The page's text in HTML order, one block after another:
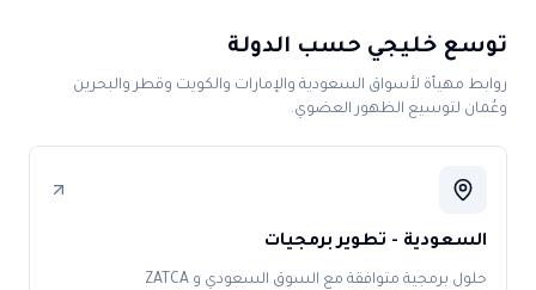
توسع خليجي حسب الدولة
روابط مهيأة لأسواق السعودية والإمارات والكويت وقطر والبحرين
وعُمان لتوسيع الظهور العضوي.
السعودية - تطوير برمجيات
حلول برمجية متوافقة مع السوق السعودي و ZATCA